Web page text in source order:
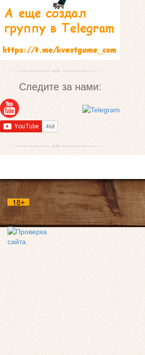
Следите за нами: